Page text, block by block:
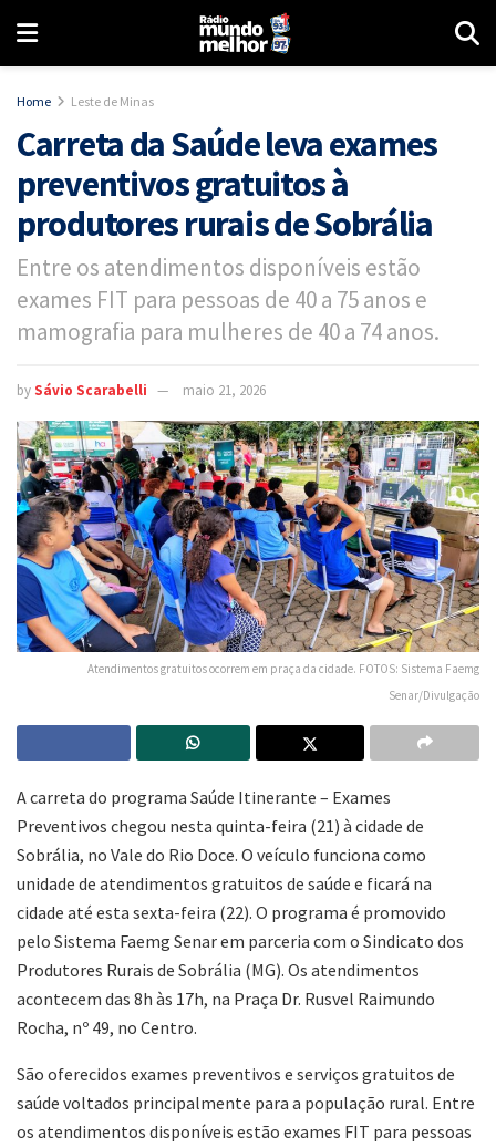
Home Leste de Minas
Carreta da Saúde leva exames
preventivos gratuitos à
produtores rurais de Sobrália
Entre os atendimentos disponíveis estão
exames FIT para pessoas de 40 a 75 anos e
mamografia para mulheres de 40 a 74 anos.
bySávio Scarabelli maio 21, 2026
Atendimentos gratuitos ocorrem em praça da cidade. FOTOS: Sistema Faemg
Senar/Divulgação
A carreta do programa Saúde Itinerante – Exames
Preventivos chegou nesta quinta-feira (21) à cidade de
Sobrália, no Vale do Rio Doce. O veículo funciona como
unidade de atendimentos gratuitos de saúde e ficará na
cidade até esta sexta-feira (22). O programa é promovido
pelo Sistema Faemg Senar em parceria com o Sindicato dos
Produtores Rurais de Sobrália (MG). Os atendimentos
acontecem das 8h às 17h, na Praça Dr. Rusvel Raimundo
Rocha, nº 49, no Centro.
São oferecidos exames preventivos e serviços gratuitos de
saúde voltados principalmente para a população rural. Entre
os atendimentos disponíveis estão exames FIT para pessoas